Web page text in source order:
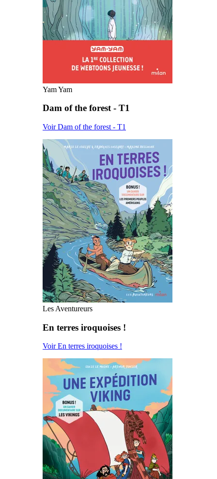
Yam Yam
Dam of the forest - T1
Voir Dam of the forest - T1
Les Aventureurs
En terres iroquoises !
Voir En terres iroquoises !